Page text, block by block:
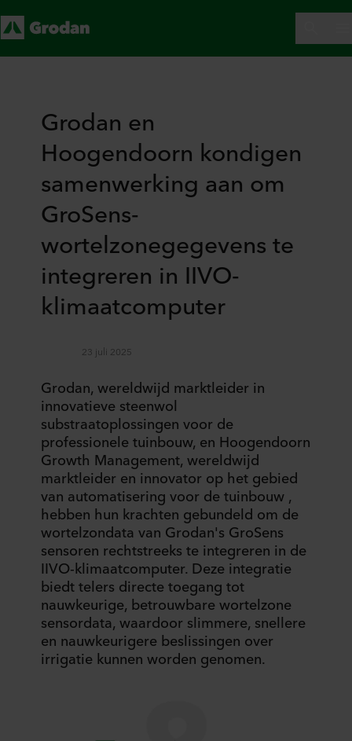
Grodan en
Hoogendoorn kondigen
samenwerking aan om
GroSens-
wortelzonegegevens te
integreren in IIVO-
klimaatcomputer
23 juli 2025
Grodan, wereldwijd marktleider in
innovatieve steenwol
substraatoplossingen voor de
professionele tuinbouw, en Hoogendoorn
Growth Management, wereldwijd
marktleider en innovator op het gebied
van automatisering voor de tuinbouw ,
hebben hun krachten gebundeld om de
wortelzondata van Grodan's GroSens
sensoren rechtstreeks te integreren in de
IIVO-klimaatcomputer. Deze integratie
biedt telers directe toegang tot
nauwkeurige, betrouwbare wortelzone
sensordata, waardoor slimmere, snellere
en nauwkeurigere beslissingen over
irrigatie kunnen worden genomen.